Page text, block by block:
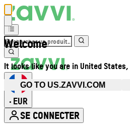
Welcome
It looks like you are in United
GO TO US.ZAVVI.COM
• EUR
SE CONNECTER